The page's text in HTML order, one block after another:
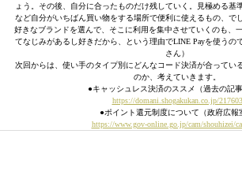
ょう。その後、自分に合ったものだけ残していく。見極める基
など自分がいちばん買い物をする場所で便利に使えるもの、で
好きなブランドを選んで、そこに利用を集中させていくのも、
てなじみがあるし好きだから、という理由でLINE Payを使うの
さん）
次回からは、使い手のタイプ別にどんなコード決済が合ってい
のか、考えていきます。
●キャッシュレス決済のススメ（過去の記事
https://domani.shogakukan.co.jp/217603
●ポイント還元制度について（政府広報
https://www.gov-online.go.jp/cam/shouhizei/